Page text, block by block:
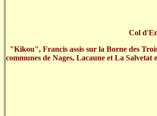
Col
"Kikou", Francis assis sur la Borne des
communes de Nages, Lacaune et La Salvetat